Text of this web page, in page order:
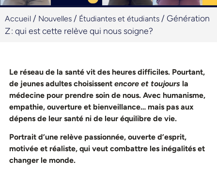
Accueil / Nouvelles / Étudiantes et étudiants / Génération
Z : qui est cette relève qui nous soigne?
Le réseau de la santé vit des heures difficiles. Pourtant,
de jeunes adultes choisissent encore et toujours la
médecine pour prendre soin de nous. Avec humanisme,
empathie, ouverture et bienveillance… mais pas aux
dépens de leur santé ni de leur équilibre de vie.
Portrait d’une relève passionnée, ouverte d’esprit,
motivée et réaliste, qui veut combattre les inégalités et
changer le monde.